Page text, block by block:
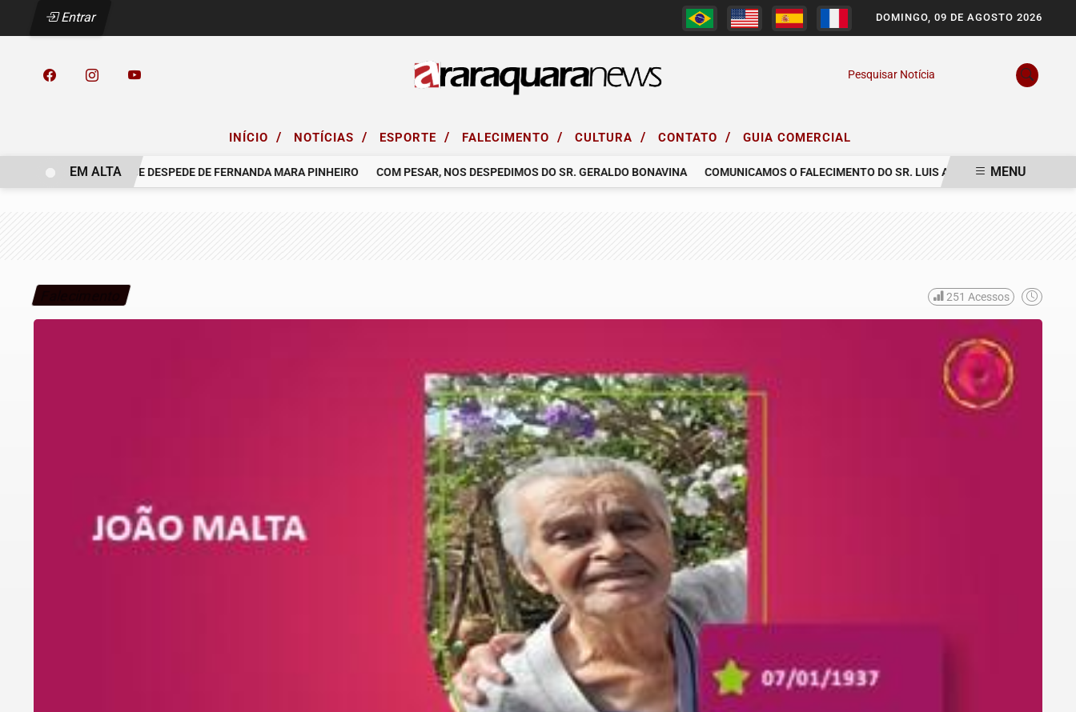
Entrar DOMINGO, 09 DE AGOSTO 2026
Pesquisar Notícia
INÍCIO / NOTÍCIAS / ESPORTE / FALECIMENTO / CULTURA / CONTATO / GUIA COMERCIAL
O GRUPO SINSEF SE DESPEDE DE FERNANDA MARA PINHEIRO COM PESAR, NOS DESPEDIMOS DO SR. GERALDO BONAVINA COMUNICAMOS O FALECIMENTO DO SR. LUIS ARNALDO FIRMIANO TEIXEIRA
EM ALTA MENU
251 Acessos